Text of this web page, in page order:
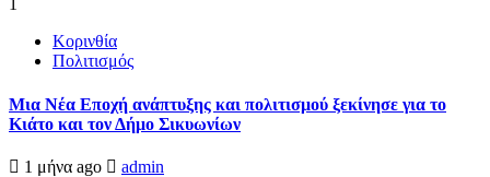
1
Κορινθία
Πολιτισμός
Μια Νέα Εποχή ανάπτυξης και πολιτισμού ξεκίνησε για το
Κιάτο και τον Δήμο Σικυωνίων
1 μήνα ago admin